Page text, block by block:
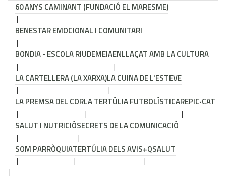
60 ANYS CAMINANT (FUNDACIÓ EL MARESME)
BENESTAR EMOCIONAL I COMUNITARI
BONDIA - ESCOLA RIUDEMEIAENLLAÇAT AMB LA CULTURA
LA CARTELLERA (LA XARXA)LA CUINA DE L'ESTEVE
LA PREMSA DEL CORLA TERTÚLIA FUTBOLÍSTICAREPIC·CAT
SALUT I NUTRICIÓSECRETS DE LA COMUNICACIÓ
SOM PARRÒQUIATERTÚLIA DELS AVIS+QSALUT